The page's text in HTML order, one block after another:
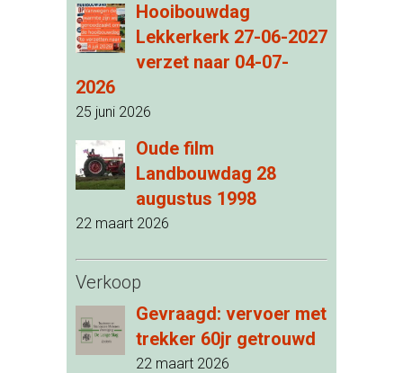
Hooibouwdag
Lekkerkerk 27-06-2027
verzet naar 04-07-
2026
25 juni 2026
Oude film
Landbouwdag 28
augustus 1998
22 maart 2026
Verkoop
Gevraagd: vervoer met
trekker 60jr getrouwd
22 maart 2026